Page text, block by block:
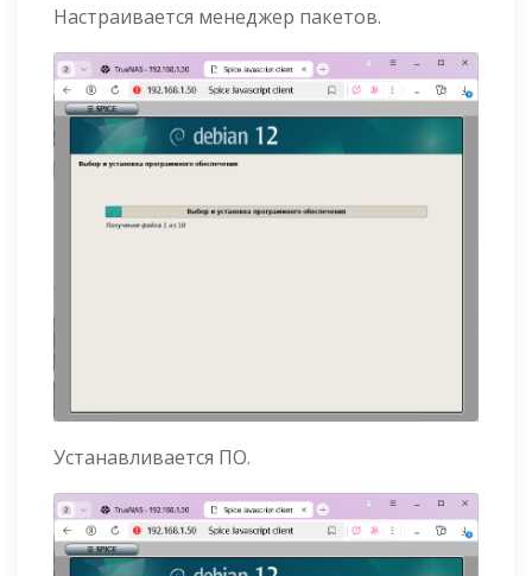
Настраивается менеджер пакетов.
Устанавливается ПО.